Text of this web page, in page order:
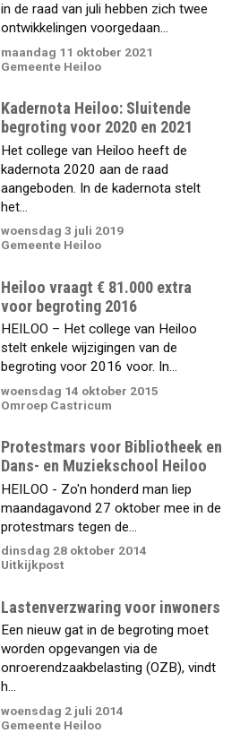
in de raad van juli hebben zich twee
ontwikkelingen voorgedaan...
maandag 11 oktober 2021
Gemeente Heiloo
Kadernota Heiloo: Sluitende
begroting voor 2020 en 2021
Het college van Heiloo heeft de
kadernota 2020 aan de raad
aangeboden. In de kadernota stelt
het...
woensdag 3 juli 2019
Gemeente Heiloo
Heiloo vraagt € 81.000 extra
voor begroting 2016
HEILOO – Het college van Heiloo
stelt enkele wijzigingen van de
begroting voor 2016 voor. In...
woensdag 14 oktober 2015
Omroep Castricum
Protestmars voor Bibliotheek en
Dans- en Muziekschool Heiloo
HEILOO - Zo'n honderd man liep
maandagavond 27 oktober mee in de
protestmars tegen de...
dinsdag 28 oktober 2014
Uitkijkpost
Lastenverzwaring voor inwoners
Een nieuw gat in de begroting moet
worden opgevangen via de
onroerendzaakbelasting (OZB), vindt
h...
woensdag 2 juli 2014
Gemeente Heiloo